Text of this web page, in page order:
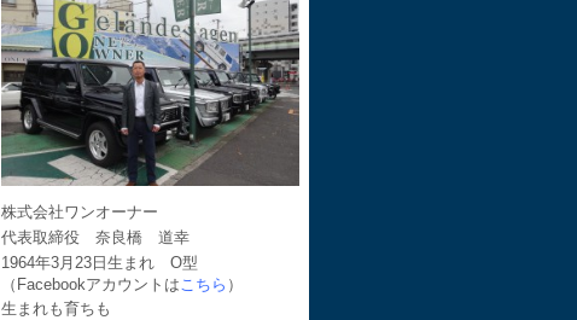
株式会社ワンオーナー
代表取締役 奈良橋 道幸
1964年3月23日生まれ O型
（Facebookアカウントは こちら ）
生まれも育ちも